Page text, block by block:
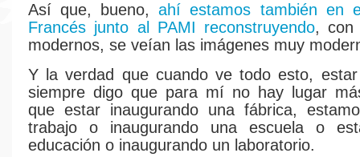
Así que, bueno,ahí estamos también en
Francés junto al PAMI reconstruyendo, con
modernos, se veían las imágenes muy
Y la verdad que cuando ve todo esto,
siempre digo que para mí no hay lugar
que estar inaugurando una fábrica,
trabajo o inaugurando una escuela o
educación o inaugurando un laboratorio.